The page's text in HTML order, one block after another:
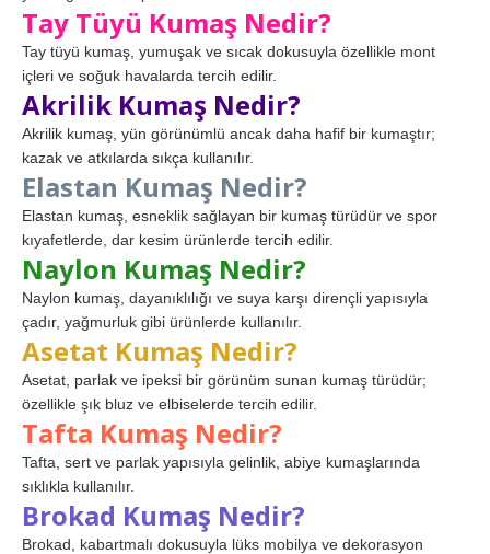
Tay Tüyü Kumaş Nedir?
Tay tüyü kumaş, yumuşak ve sıcak dokusuyla özellikle mont
içleri ve soğuk havalarda tercih edilir.
Akrilik Kumaş Nedir?
Akrilik kumaş, yün görünümlü ancak daha hafif bir kumaştır;
kazak ve atkılarda sıkça kullanılır.
Elastan Kumaş Nedir?
Elastan kumaş, esneklik sağlayan bir kumaş türüdür ve spor
kıyafetlerde, dar kesim ürünlerde tercih edilir.
Naylon Kumaş Nedir?
Naylon kumaş, dayanıklılığı ve suya karşı dirençli yapısıyla
çadır, yağmurluk gibi ürünlerde kullanılır.
Asetat Kumaş Nedir?
Asetat, parlak ve ipeksi bir görünüm sunan kumaş türüdür;
özellikle şık bluz ve elbiselerde tercih edilir.
Tafta Kumaş Nedir?
Tafta, sert ve parlak yapısıyla gelinlik, abiye kumaşlarında
sıklıkla kullanılır.
Brokad Kumaş Nedir?
Brokad, kabartmalı dokusuyla lüks mobilya ve dekorasyon